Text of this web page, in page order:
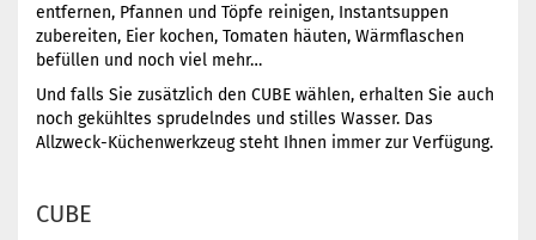
entfernen, Pfannen und Töpfe reinigen, Instantsuppen
zubereiten, Eier kochen, Tomaten häuten, Wärmflaschen
befüllen und noch viel mehr…
Und falls Sie zusätzlich den CUBE wählen, erhalten Sie auch
noch gekühltes sprudelndes und stilles Wasser. Das
Allzweck-Küchenwerkzeug steht Ihnen immer zur Verfügung.
CUBE